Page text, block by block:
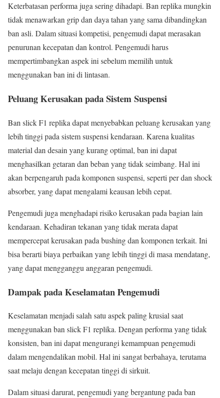
Keterbatasan performa juga sering dihadapi. Ban replika mungkin
tidak menawarkan grip dan daya tahan yang sama dibandingkan
ban asli. Dalam situasi kompetisi, pengemudi dapat merasakan
penurunan kecepatan dan kontrol. Pengemudi harus
mempertimbangkan aspek ini sebelum memilih untuk
menggunakan ban ini di lintasan.
Peluang Kerusakan pada Sistem Suspensi
Ban slick F1 replika dapat menyebabkan peluang kerusakan yang
lebih tinggi pada sistem suspensi kendaraan. Karena kualitas
material dan desain yang kurang optimal, ban ini dapat
menghasilkan getaran dan beban yang tidak seimbang. Hal ini
akan berpengaruh pada komponen suspensi, seperti per dan shock
absorber, yang dapat mengalami keausan lebih cepat.
Pengemudi juga menghadapi risiko kerusakan pada bagian lain
kendaraan. Kehadiran tekanan yang tidak merata dapat
mempercepat kerusakan pada bushing dan komponen terkait. Ini
bisa berarti biaya perbaikan yang lebih tinggi di masa mendatang,
yang dapat mengganggu anggaran pengemudi.
Dampak pada Keselamatan Pengemudi
Keselamatan menjadi salah satu aspek paling krusial saat
menggunakan ban slick F1 replika. Dengan performa yang tidak
konsisten, ban ini dapat mengurangi kemampuan pengemudi
dalam mengendalikan mobil. Hal ini sangat berbahaya, terutama
saat melaju dengan kecepatan tinggi di sirkuit.
Dalam situasi darurat, pengemudi yang bergantung pada ban